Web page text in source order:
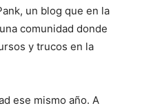
un blog que en la
comunidad donde
y trucos en la
ese mismo año. A